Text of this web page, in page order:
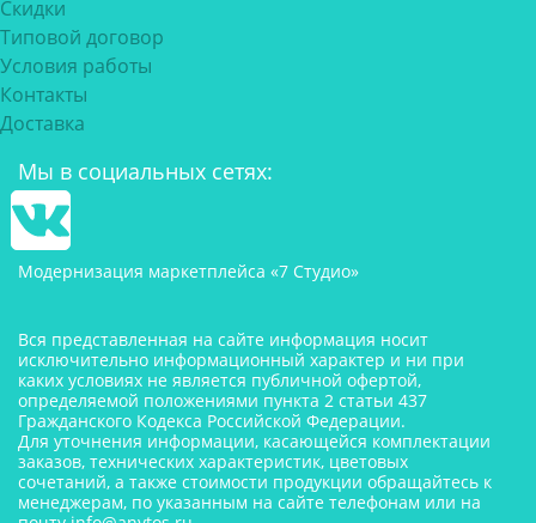
Скидки
Типовой договор
Условия работы
Контакты
Доставка
Мы в социальных сетях:
Модернизация маркетплейса «7 Студио»
Вся представленная на сайте информация носит
исключительно информационный характер и ни при
каких условиях не является публичной офертой,
определяемой положениями пункта 2 статьи 437
Гражданского Кодекса Российской Федерации.
Для уточнения информации, касающейся комплектации
заказов, технических характеристик, цветовых
сочетаний, а также стоимости продукции обращайтесь к
менеджерам, по указанным на сайте телефонам или на